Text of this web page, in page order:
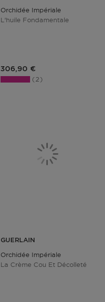
Orchidée Impériale
L'huile Fondamentale
Prix du produit
306,90 €
2
GUERLAIN
Orchidée Impériale
La Crème Cou Et Décolleté